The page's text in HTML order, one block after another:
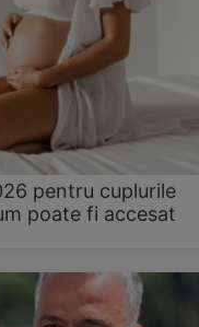
pentru cuplurile
poate fi accesat